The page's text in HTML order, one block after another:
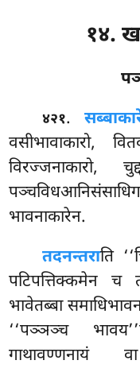
१४.
४२१.
वसीभावाकारो,
विरज्जनाकारो,
भावनाकारेन.
तदनन्तराति
पटिपत्तिक्कमेन च
भावेतब्बा
‘‘पञ्ञञ्च
गाथावण्णनायं